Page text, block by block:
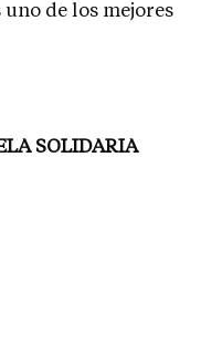
uno de los mejores
SOLIDARIA